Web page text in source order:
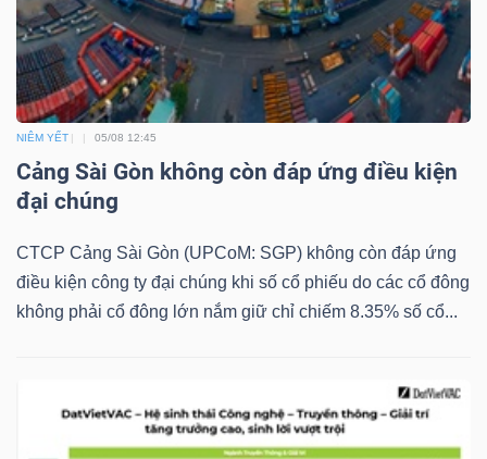
NIÊM YẾT 05/08 12:45
Cảng Sài Gòn không còn đáp ứng điều kiện
đại chúng
CTCP Cảng Sài Gòn (UPCoM: SGP) không còn đáp ứng
điều kiện công ty đại chúng khi số cổ phiếu do các cổ đông
không phải cổ đông lớn nắm giữ chỉ chiếm 8.35% số cổ...
SECTOR
NĂNG
LƯỢNG